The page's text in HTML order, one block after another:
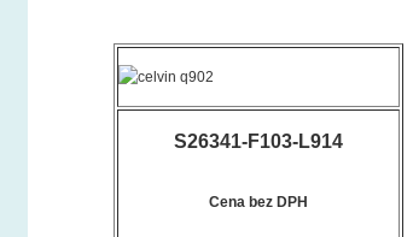
S26341-F103-L914
Cena bez DPH